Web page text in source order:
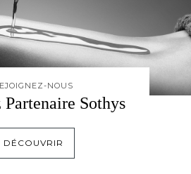
NOUS
Partenaire Sothys
DÉCOUVRIR